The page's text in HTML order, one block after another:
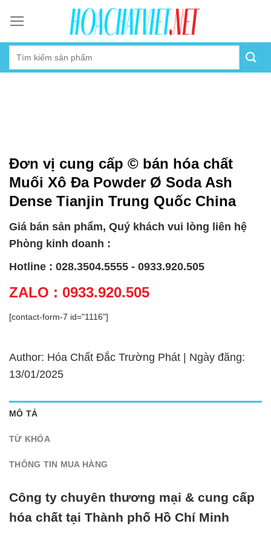
content
Đơn vị cung cấp © bán hóa chất
Muối Xô Đa Powder Ø Soda Ash
Dense Tianjin Trung Quốc China
Giá bán sản phẩm, Quý khách vui lòng liên hệ
Phòng kinh doanh :
Hotline : 028.3504.5555 - 0933.920.505
ZALO : 0933.920.505
[contact-form-7 id="1116"]
Author: Hóa Chất Đắc Trường Phát | Ngày đăng:
13/01/2025
MÔ TẢ
TỪ KHÓA
THÔNG TIN MUA HÀNG
Công ty chuyên thương mại & cung cấp
hóa chất tại Thành phố Hồ Chí Minh